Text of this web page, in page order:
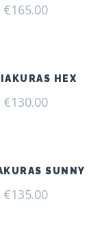
€165.00
HEX
€130.00
SUNNY
€135.00